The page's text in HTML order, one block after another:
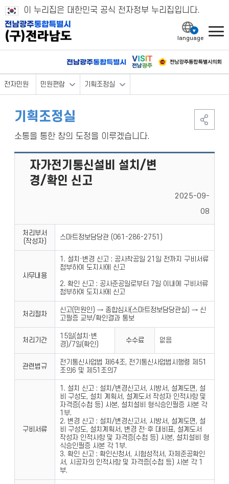
이 누리집은 대한민국 공식 전자정부 누리집입니다.
전자민원 민원편람 기획조정실
기획조정실
소통을 통한 창의 도정을 이루겠습니다.
자가전기통신설비 설치/변
경/확인 신고
2025-09-
08
처리부서
(작성자)
스마트정보담당관 (061-286-2751)
사무내용
1. 설치·변경 신고 : 공사착공일 21일 전까지 구비서류
첨부하여 도지사에 신고
2. 확인 신고 : 공사준공일로부터 7일 이내에 구비서류
첨부하여 도지사에 신고
처리절차
신고(민원인) → 종합심사(스마트정보담당관실) → 신
고필증 교부/확인결과 통보
처리기간
15일(설치·변
경)/7일(확인)
수수료 없음
관련법규
전기통신사업법 제64조, 전기통신사업법시행령 제51
조의6 및 제51조의7
구비서류
1. 설치 신고 : 설치/변경신고서, 시방서, 설계도면, 설
비 구성도, 설치 계획서, 설계도서 작성자 인적사항 및
자격증(수첩 등) 사본, 설치설비 형식승인필증 사본 각
1부.
2. 변경 신고 : 설치/변경신고서, 시방서, 설계도면, 설
비 구성도, 설치계획서, 변경 전·후 대비표, 설계도서
작성자 인적사항 및 자격증(수첩 등) 사본, 설치설비 형
식승인필증 사본 각 1부.
3. 확인 신고 : 확인신청서, 시험성적서, 자체준공확인
서, 시공자의 인적사항 및 자격증(수첩 등) 사본 각 1
부.